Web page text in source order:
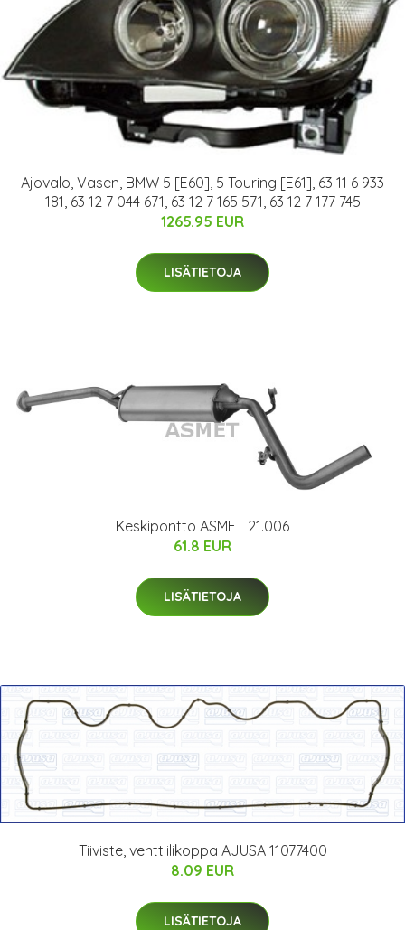
Ajovalo, Vasen, BMW 5 [E60], 5 Touring [E61], 63 11 6 933
181, 63 12 7 044 671, 63 12 7 165 571, 63 12 7 177 745
1265.95 EUR
LISÄTIETOJA
Keskipönttö ASMET 21.006
61.8 EUR
LISÄTIETOJA
Tiiviste, venttiilikoppa AJUSA 11077400
8.09 EUR
LISÄTIETOJA